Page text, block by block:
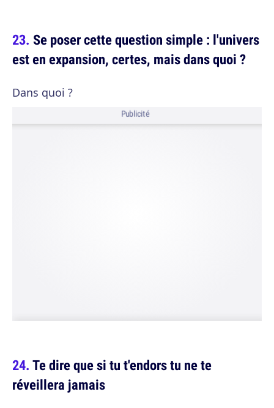
Se poser cette question simple : l'univers
est en expansion, certes, mais dans quoi ?
Dans quoi ?
Publicité
Te dire que si tu t'endors tu ne te
réveillera jamais